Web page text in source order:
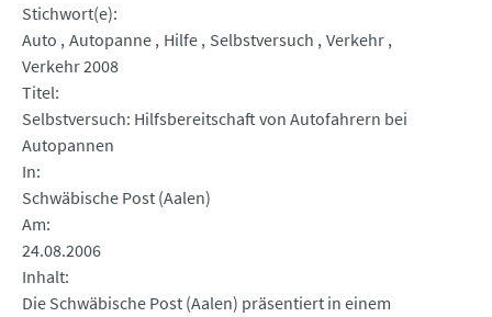
Stichwort(e)
Auto Autopanne Hilfe Selbstversuch Verkehr
Verkehr 2008
Titel
Selbstversuch: Hilfsbereitschaft von Autofahrern bei
Autopannen
In
Schwäbische Post (Aalen)
Am
24.08.2006
Inhalt
Die Schwäbische Post (Aalen) präsentiert in einem